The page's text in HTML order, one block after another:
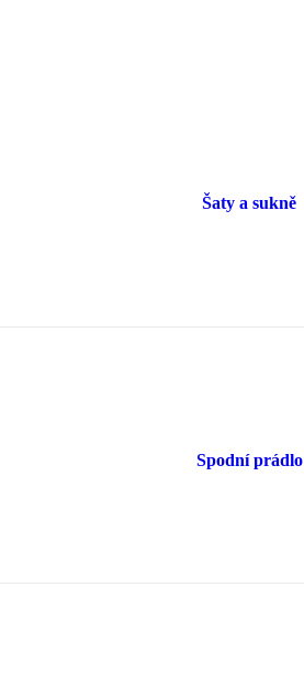
Šaty a sukně
Spodní prádlo